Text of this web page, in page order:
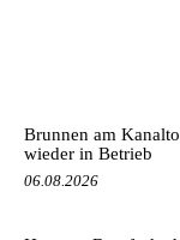
Brunnen am
wieder in Betrieb
06.08.2026